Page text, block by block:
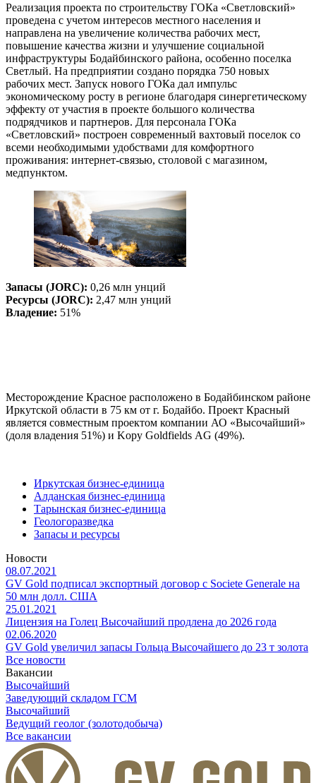
Реализация проекта по строительству ГОКа «Светловский»
проведена с учетом интересов местного населения и
направлена на увеличение количества рабочих мест,
повышение качества жизни и улучшение социальной
инфраструктуры Бодайбинского района, особенно поселка
Светлый. На предприятии создано порядка 750 новых
рабочих мест. Запуск нового ГОКа дал импульс
экономическому росту в регионе благодаря синергетическому
эффекту от участия в проекте большого количества
подрядчиков и партнеров. Для персонала ГОКа
«Светловский» построен современный вахтовый поселок со
всеми необходимыми удобствами для комфортного
проживания: интернет-связью, столовой с магазином,
медпунктом.
Запасы (JORC): 0,26 млн унций
Ресурсы (JORC): 2,47 млн унций
Владение: 51%
Месторождение Красное расположено в Бодайбинском районе
Иркутской области в 75 км от г. Бодайбо. Проект Красный
является совместным проектом компании АО «Высочайший»
(доля владения 51%) и Kopy Goldfields AG (49%).
Иркутская бизнес-единица
Алданская бизнес-единица
Тарынская бизнес-единица
Геологоразведка
Запасы и ресурсы
Новости
08.07.2021
GV Gold подписал экспортный договор с Societe Generale на
50 млн долл. США
25.01.2021
Лицензия на Голец Высочайший продлена до 2026 года
02.06.2020
GV Gold увеличил запасы Гольца Высочайшего до 23 т золота
Все новости
Вакансии
Высочайший
Заведующий складом ГСМ
Высочайший
Ведущий геолог (золотодобыча)
Все вакансии